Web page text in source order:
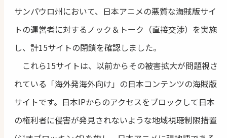
サンパウロ州において、日本アニメの悪質な海賊版サイ
トの運営者に対するノック＆トーク（直接交渉）を実施
し、計15サイトの閉鎖を確認しました。
これら15サイトは、以前からその被害拡大が問題視さ
れている「海外発海外向け」の日本コンテンツの海賊版
サイトです。日本IPからのアクセスをブロックして日本
の権利者に侵害が発見されないような地域視聴制限措置